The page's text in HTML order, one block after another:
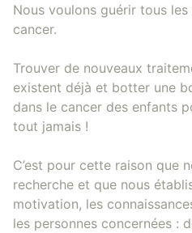
Nous voulons guérir tous
cancer.
Trouver de nouveaux
existent déjà et botter une
dans le cancer des enfants
tout jamais !
C’est pour cette raison que
recherche et que nous
motivation, les
les personnes concernées :